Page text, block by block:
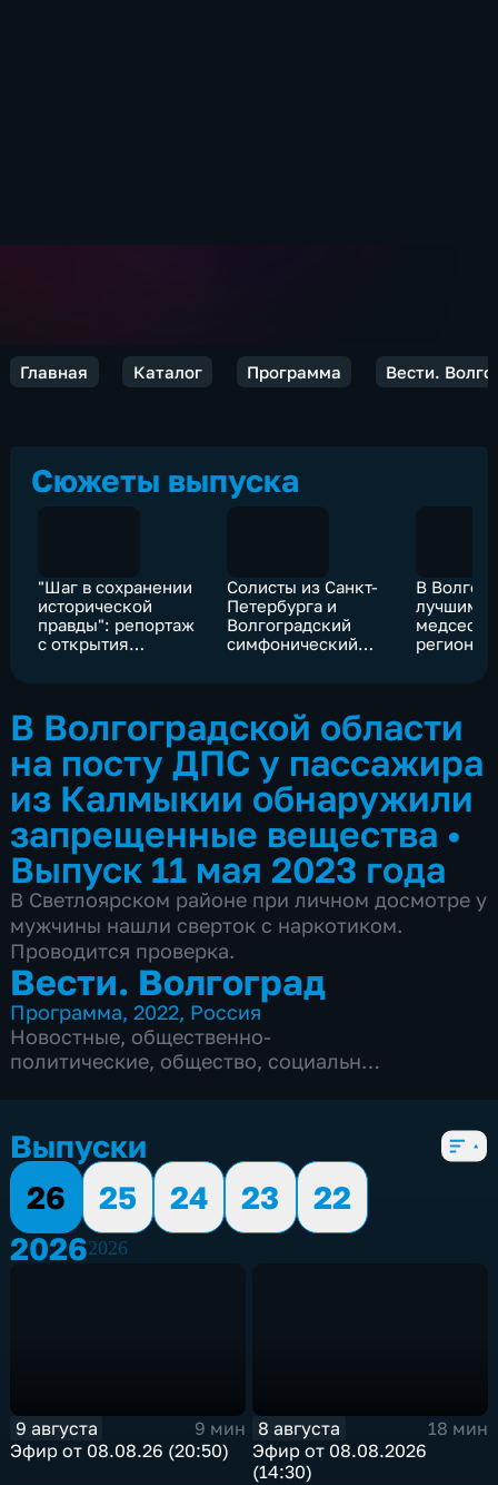
Главная Каталог Программа Вести.
Сюжеты выпуска
"Шаг в сохранении
исторической
правды": репортаж
с открытия
Сталинграда
Солисты из Санкт-
Петербурга и
Волгоградский
симфонический
В
лучшим
региона
В Волгоградской области
на посту ДПС у пассажира
из Калмыкии обнаружили
запрещенные вещества •
Выпуск 11 мая 2023 года
В Светлоярском районе при личном досмотре у
мужчины нашли сверток с наркотиком.
Проводится проверка.
Вести. Волгоград
Программа,2022, Россия
Новостные, общественно-
политические, общество, социально-
5 сезонов, 2356 выпусков
Выпуски
26
25 24 23
22
20262026
9 августа
9 мин
Эфир от 08.08.26 (20:50)
8 августа
18 мин
Эфир от 08.08.2026
(14:30)